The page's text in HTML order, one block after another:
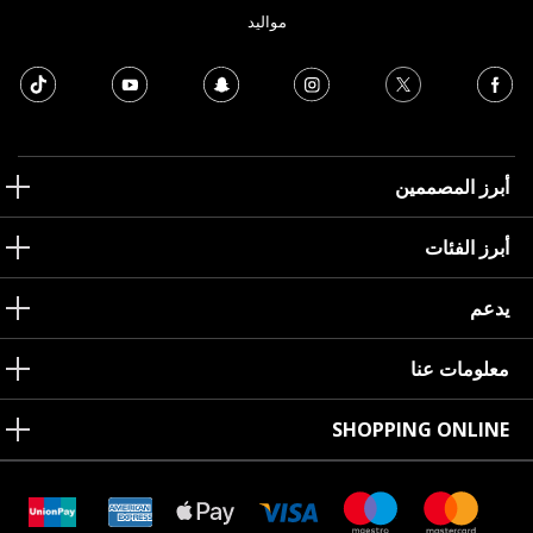
مواليد
أبرز المصممين
أبرز الفئات
يدعم
معلومات عنا
SHOPPING ONLINE